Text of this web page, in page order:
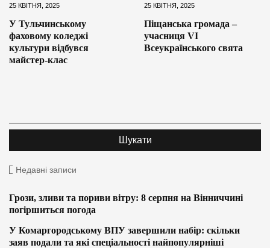
25 КВІТНЯ, 2025
У Тульчинському
фаховому коледжі
культури відбувся
майстер-клас
25 КВІТНЯ, 2025
Піщанська громада –
учасниця VI
Всеукраїнського свята
Недавні записи
Грози, зливи та пориви вітру: 8 серпня на Вінниччині
погіршиться погода
У Комаргородському ВПУ завершили набір: скільки
заяв подали та які спеціальності найпопулярніші